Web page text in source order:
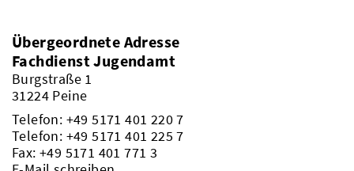
Übergeordnete Adresse
Fachdienst Jugendamt
Burgstraße 1
31224 Peine
Telefon: +49 5171 401 220 7
Telefon: +49 5171 401 225 7
Fax: +49 5171 401 771 3